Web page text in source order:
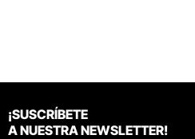
¡SUSCRÍBETE
A NUESTRA NEWSLETTER!